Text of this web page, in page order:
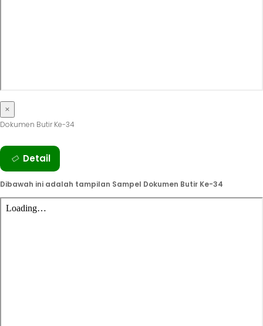
×
Dokumen Butir Ke-34
Detail
Dibawah ini adalah tampilan Sampel Dokumen Butir Ke-34